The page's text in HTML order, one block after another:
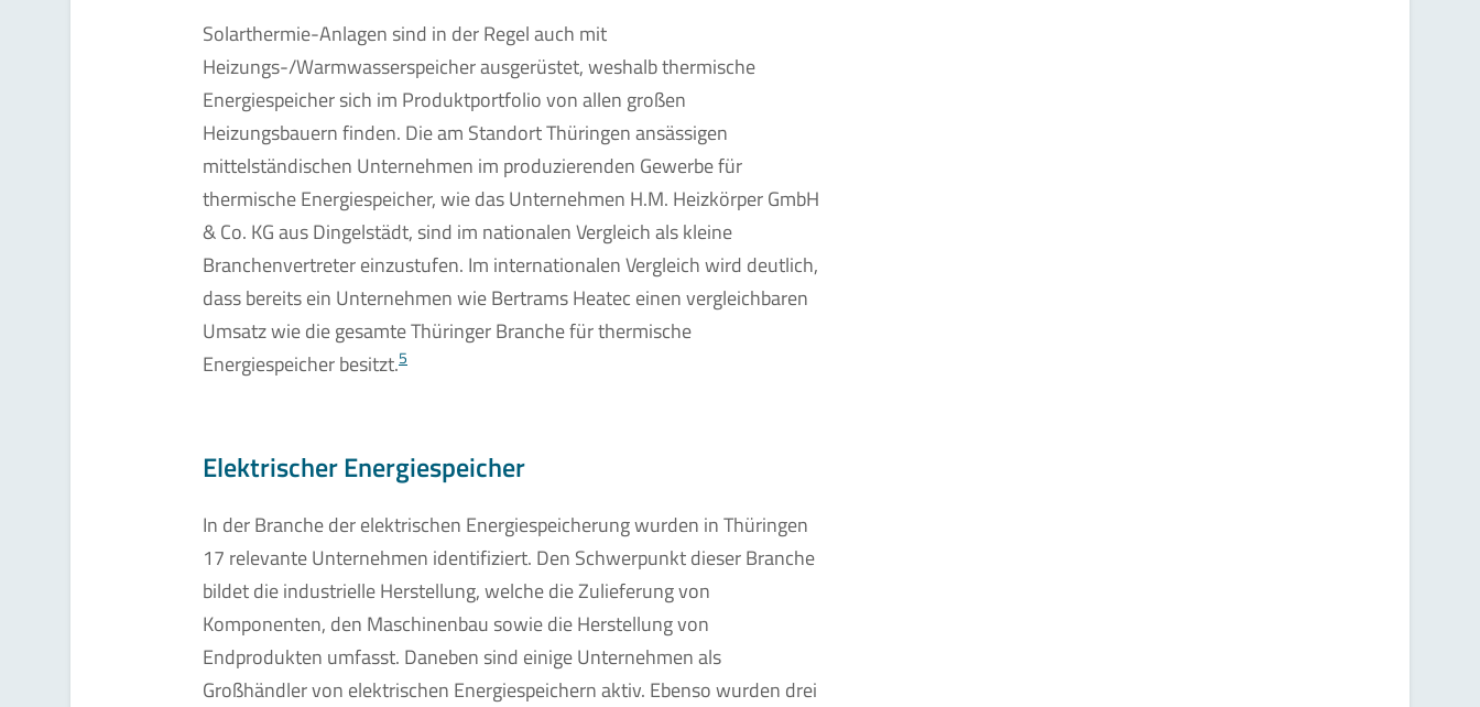
Solarthermie-Anlagen sind in der Regel auch mit
Heizungs-/Warmwasserspeicher ausgerüstet, weshalb thermische
Energiespeicher sich im Produktportfolio von allen großen
Heizungsbauern finden. Die am Standort Thüringen ansässigen
mittelständischen Unternehmen im produzierenden Gewerbe für
thermische Energiespeicher, wie das Unternehmen H.M. Heizkörper GmbH
& Co. KG aus Dingelstädt, sind im nationalen Vergleich als kleine
Branchenvertreter einzustufen. Im internationalen Vergleich wird deutlich,
dass bereits ein Unternehmen wie Bertrams Heatec einen vergleichbaren
Umsatz wie die gesamte Thüringer Branche für thermische
Energiespeicher besitzt.5
Elektrischer Energiespeicher
In der Branche der elektrischen Energiespeicherung wurden in Thüringen
17 relevante Unternehmen identifiziert. Den Schwerpunkt dieser Branche
bildet die industrielle Herstellung, welche die Zulieferung von
Komponenten, den Maschinenbau sowie die Herstellung von
Endprodukten umfasst. Daneben sind einige Unternehmen als
Großhändler von elektrischen Energiespeichern aktiv. Ebenso wurden drei